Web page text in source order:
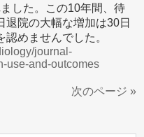
した。この10年間、待
退院の大幅な増加は30日
めませんでした。
journal-
use-and-outcomes
次のページ »